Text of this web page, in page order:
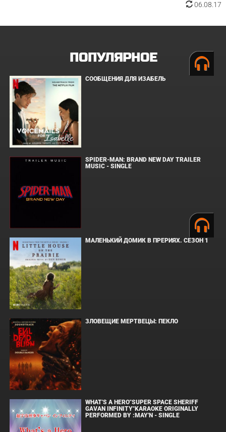
06.08.17
ПОПУЛЯРНОЕ
СООБЩЕНИЯ ДЛЯ ИЗАБЕЛЬ
SPIDER-MAN: BRAND NEW DAY TRAILER
MUSIC - SINGLE
МАЛЕНЬКИЙ ДОМИК В ПРЕРИЯХ. СЕЗОН 1
ЗЛОВЕЩИЕ МЕРТВЕЦЫ: ПЕКЛО
WHAT'S A HERO"SUPER SPACE SHERIFF
GAVAN INFINITY"KARAOKE ORIGINALLY
PERFORMED BY :MAY'N - SINGLE